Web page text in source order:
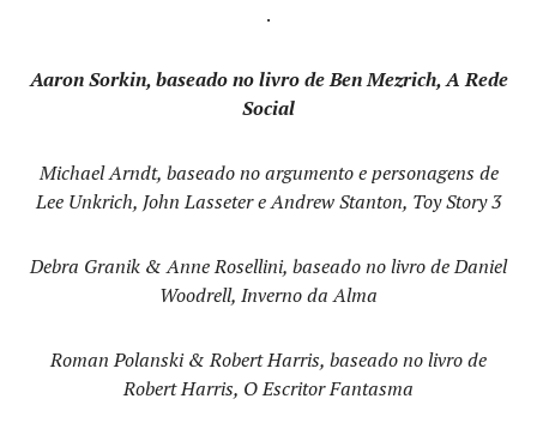
.
Aaron Sorkin, baseado no livro de Ben Mezrich, A Rede
Social
Michael Arndt, baseado no argumento e personagens de
Lee Unkrich, John Lasseter e Andrew Stanton, Toy Story 3
Debra Granik & Anne Rosellini, baseado no livro de Daniel
Woodrell, Inverno da Alma
Roman Polanski & Robert Harris, baseado no livro de
Robert Harris, O Escritor Fantasma